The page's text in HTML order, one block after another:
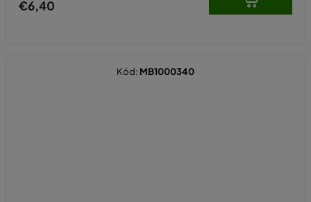
€6,40
Kód: MB1000340